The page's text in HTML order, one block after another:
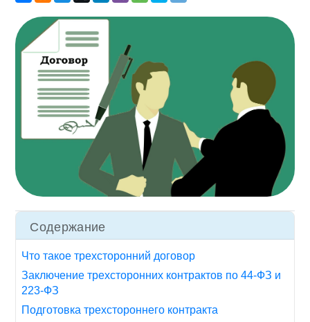
Содержание
Что такое трехсторонний договор
Заключение трехсторонних контрактов по 44-ФЗ и
223-ФЗ
Подготовка трехстороннего контракта